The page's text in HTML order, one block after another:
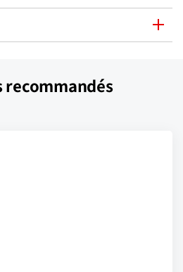
recommandés